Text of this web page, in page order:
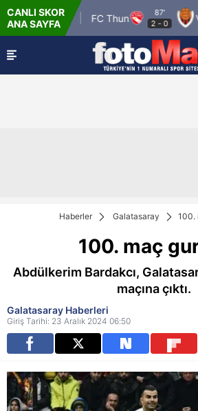
CANLI SKOR
ANA SAYFA
Pafos FC FC Thun
87'
2
-0
Haberler Galatasaray 100.
100. maç
Abdülkerim Bardakcı,
maçına çıktı.
Galatasaray Haberleri
Giriş Tarihi: 23 Aralık 2024 06:50